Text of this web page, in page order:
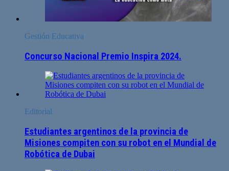
Gestión Educativa
Concurso Nacional Premio Inspira 2024.
Editorial
Estudiantes argentinos de la provincia de
Misiones compiten con su robot en el Mundial de
Robótica de Dubai